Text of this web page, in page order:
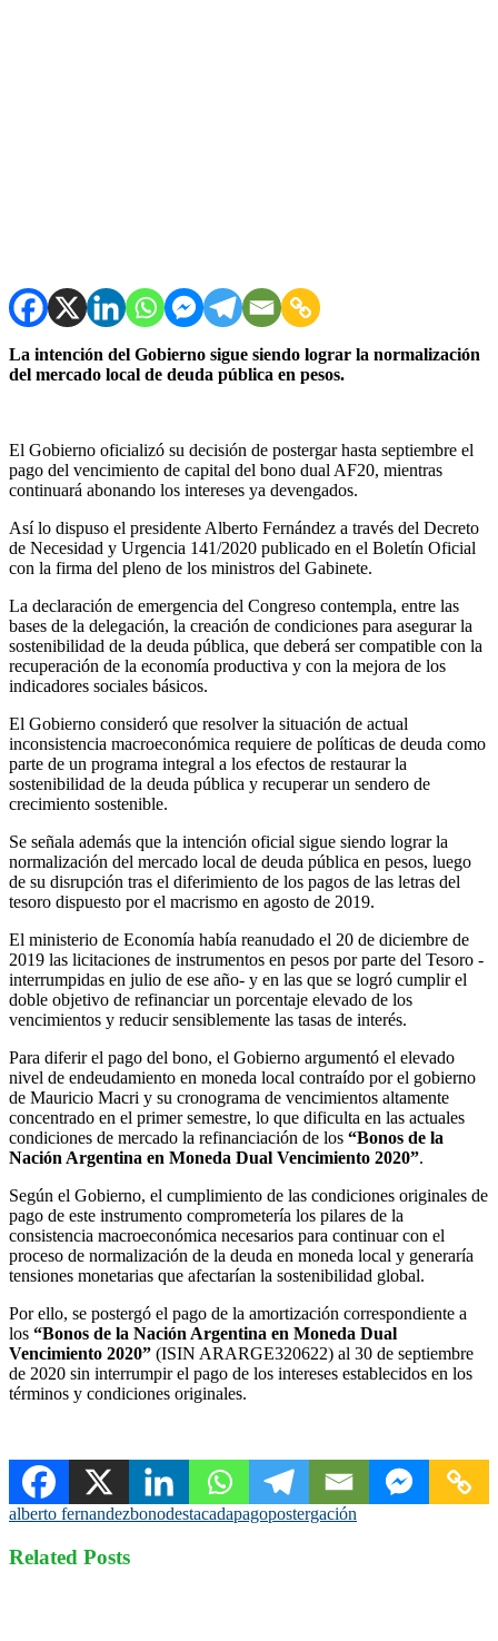
La intención del Gobierno sigue siendo lograr la normalización
del mercado local de deuda pública en pesos.
El Gobierno oficializó su decisión de postergar hasta septiembre el
pago del vencimiento de capital del bono dual AF20, mientras
continuará abonando los intereses ya devengados.
Así lo dispuso el presidente Alberto Fernández a través del Decreto
de Necesidad y Urgencia 141/2020 publicado en el Boletín Oficial
con la firma del pleno de los ministros del Gabinete.
La declaración de emergencia del Congreso contempla, entre las
bases de la delegación, la creación de condiciones para asegurar la
sostenibilidad de la deuda pública, que deberá ser compatible con la
recuperación de la economía productiva y con la mejora de los
indicadores sociales básicos.
El Gobierno consideró que resolver la situación de actual
inconsistencia macroeconómica requiere de políticas de deuda como
parte de un programa integral a los efectos de restaurar la
sostenibilidad de la deuda pública y recuperar un sendero de
crecimiento sostenible.
Se señala además que la intención oficial sigue siendo lograr la
normalización del mercado local de deuda pública en pesos, luego
de su disrupción tras el diferimiento de los pagos de las letras del
tesoro dispuesto por el macrismo en agosto de 2019.
El ministerio de Economía había reanudado el 20 de diciembre de
2019 las licitaciones de instrumentos en pesos por parte del Tesoro -
interrumpidas en julio de ese año- y en las que se logró cumplir el
doble objetivo de refinanciar un porcentaje elevado de los
vencimientos y reducir sensiblemente las tasas de interés.
Para diferir el pago del bono, el Gobierno argumentó el elevado
nivel de endeudamiento en moneda local contraído por el gobierno
de Mauricio Macri y su cronograma de vencimientos altamente
concentrado en el primer semestre, lo que dificulta en las actuales
condiciones de mercado la refinanciación de los “Bonos de la
Nación Argentina en Moneda Dual Vencimiento 2020”.
Según el Gobierno, el cumplimiento de las condiciones originales de
pago de este instrumento comprometería los pilares de la
consistencia macroeconómica necesarios para continuar con el
proceso de normalización de la deuda en moneda local y generaría
tensiones monetarias que afectarían la sostenibilidad global.
Por ello, se postergó el pago de la amortización correspondiente a
los “Bonos de la Nación Argentina en Moneda Dual
Vencimiento 2020” (ISIN ARARGE320622) al 30 de septiembre
de 2020 sin interrumpir el pago de los intereses establecidos en los
términos y condiciones originales.
alberto fernandezbonodestacadapagopostergación
Related Posts